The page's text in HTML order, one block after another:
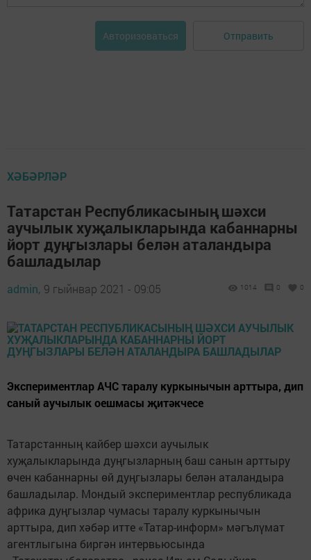
Авторизоваться Отправить
ХӘБӘРЛӘР
Татарстан Республикасының шәхси
аучылык хуҗалыкларында кабаннарны
йорт дуңгызлары белән аталандыра
башладылар
admin, 9 гыйнвар 2021 - 09:05 1014 0 0
Экспериментлар АЧС таралу куркынычын арттыра, дип
саный аучылык оешмасы җитәкчесе
Татарстанның кайбер шәхси аучылык
хуҗалыкларында дуңгызларның баш санын арттыру
өчен кабаннарны өй дуңгызлары белән аталандыра
башладылар. Мондый экспериментлар республикада
африка дуңгызлар чумасы таралу куркынычын
арттыра, дип хәбәр итте «Татар-информ» мәгълүмат
агентлыгына биргән интервьюсында